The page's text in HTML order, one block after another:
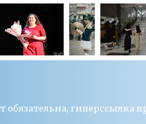
гиперссылка